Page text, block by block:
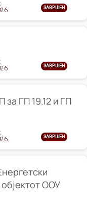
ЗАВРШЕН
ЗАВРШЕН
за ГП 19.12 и ГП
ЗАВРШЕН
ООУ